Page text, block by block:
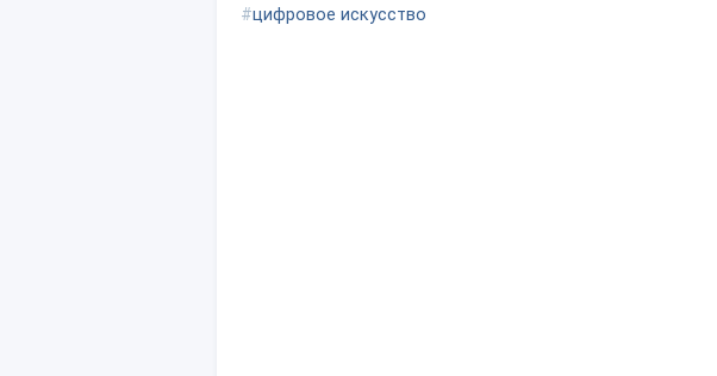
#цифровое искусство